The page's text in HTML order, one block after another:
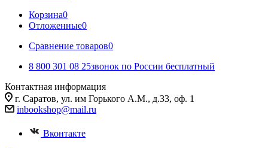
Корзина0
Отложенные0
Сравнение товаров0
8 800 301 08 25звонок по России бесплатный
Контактная информация
г. Саратов, ул. им Горького А.М., д.33, оф. 1
inbookshop@mail.ru
Вконтакте